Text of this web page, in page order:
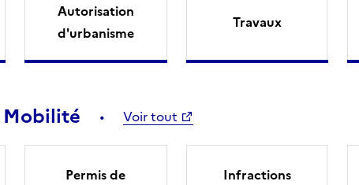
Autorisation
d'urbanisme
Travaux
Mobilité Voir tout
Permis de
Infractions